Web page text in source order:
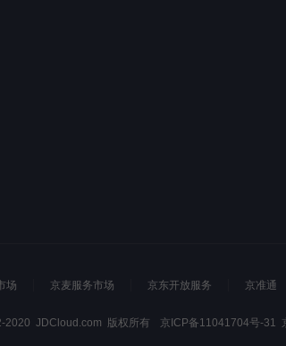
场 京麦服务市场 京东开放服务 京准通
JDCloud.com 版权所有 京ICP备11041704号-31